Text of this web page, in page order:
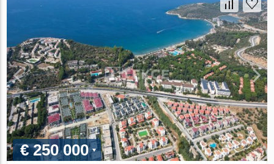
€ 250 000